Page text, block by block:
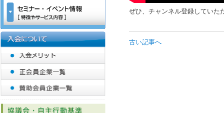
ぜひ、チャンネル登録していた
古い記事へ